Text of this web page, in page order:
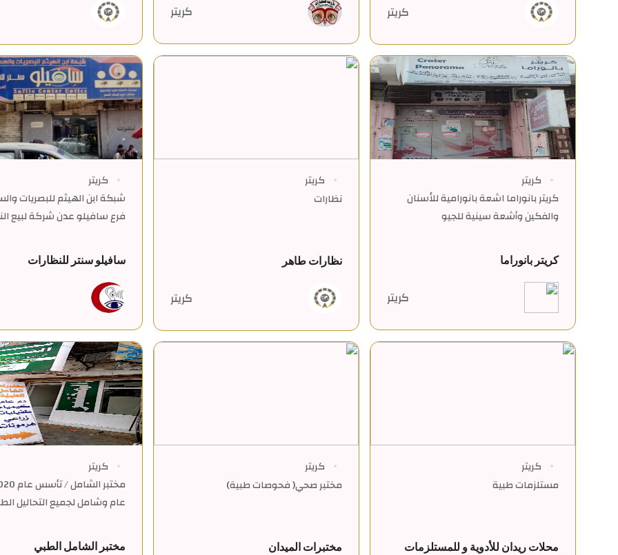
كريتر كريتر
كريتر
كريتر بانوراما اشعة بانورامية للأسنان
والفكين وأشعة سينية للجيو
كريتر بانوراما
كريتر
كريتر
نظارات
نظارات طاهر
كريتر
كريتر
شبكة ابن الهيثم للبصريات
فرع سافيلو عدن شركة لبيع
سافيلو سنتر للنظارات
كريتر
مستلزمات طبية
محلات ريدان للأدوية و للمستلزمات
كريتر
مختبر صحي( فحوصات طبية)
مختبرات الميدان
كريتر
عام وشامل لجميع التحاليل
مختبر الشامل الطبي